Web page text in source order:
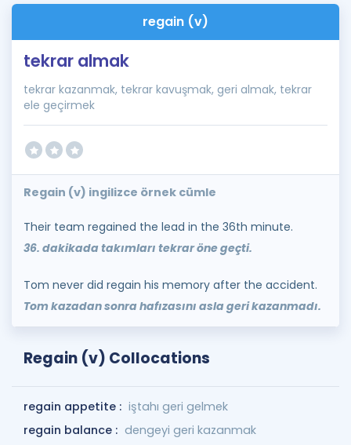
Kampanyalar
Blog
regain (v)
tekrar almak
tekrar kazanmak, tekrar kavuşmak, geri almak, tekrar
ele geçirmek
Regain (v) ingilizce örnek cümle
Their team regained the lead in the 36th minute.
36. dakikada takımları tekrar öne geçti.
Tom never did regain his memory after the accident.
Tom kazadan sonra hafızasını asla geri kazanmadı.
Regain (v) Collocations
regain appetite : iştahı geri gelmek
regain balance : dengeyi geri kazanmak